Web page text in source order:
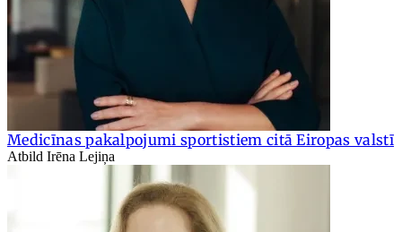
Medicīnas pakalpojumi sportistiem citā Eiropas valstī
Atbild Irēna Lejiņa